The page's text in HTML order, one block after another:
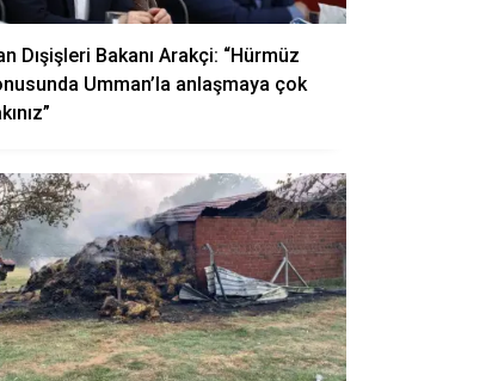
Dışişleri Bakanı Arakçi: “Hürmüz
Umman’la anlaşmaya çok